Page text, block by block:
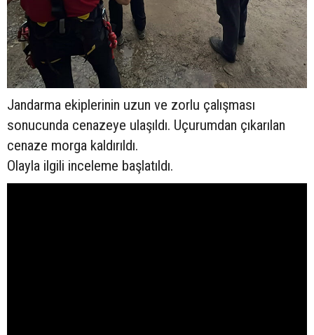
Jandarma ekiplerinin uzun ve zorlu çalışması
sonucunda cenazeye ulaşıldı. Uçurumdan çıkarılan
cenaze morga kaldırıldı.
Olayla ilgili inceleme başlatıldı.